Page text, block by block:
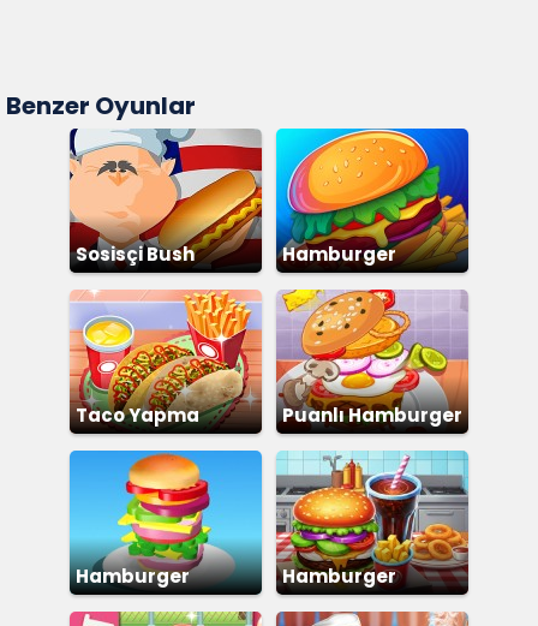
Benzer Oyunlar
Sosisçi Bush
Hamburger
Dükkanı
Taco Yapma
Puanlı Hamburger
Yapma
Hamburger
Hamburger
Yapma